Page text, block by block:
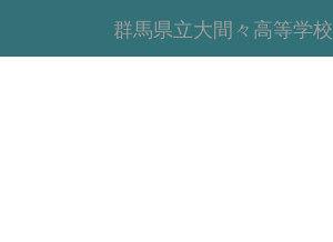
群馬県立大間々高等学校